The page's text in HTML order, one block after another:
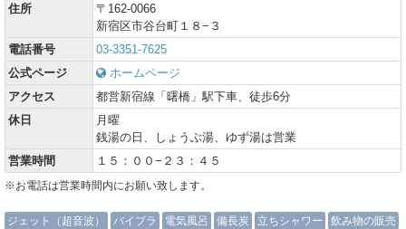
住所
〒162-0066
新宿区市谷台町１８−３
電話番号
03-3351-7625
公式ページ
ホームページ
アクセス
都営新宿線「曙橋」駅下車、徒歩6分
休日
月曜
銭湯の日、しょうぶ湯、ゆず湯は営業
営業時間
１５：００−２３：４５
※お電話は営業時間内にお願い致します。
ジェット（超音波） バイブラ 電気風呂 備長炭 立ちシャワー 飲み物の販売